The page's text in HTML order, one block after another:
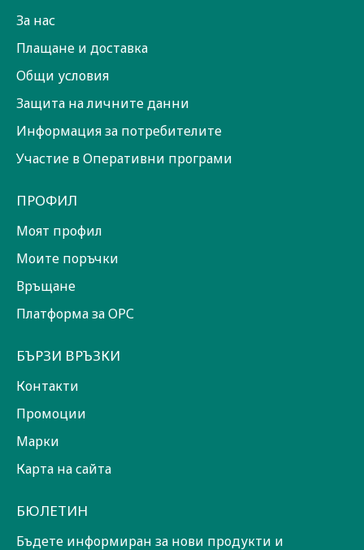
За нас
Плащане и доставка
Общи условия
Защита на личните данни
Информация за потребителите
Участие в Оперативни програми
ПРОФИЛ
Моят профил
Моите поръчки
Връщане
Платформа за ОРС
БЪРЗИ ВРЪЗКИ
Контакти
Промоции
Марки
Карта на сайта
БЮЛЕТИН
Бъдете информиран за нови продукти и